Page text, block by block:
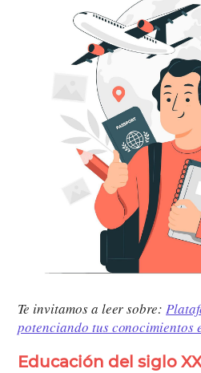
Te invitamos a leer sobre:
potenciando tus conocimientos
Educación del siglo